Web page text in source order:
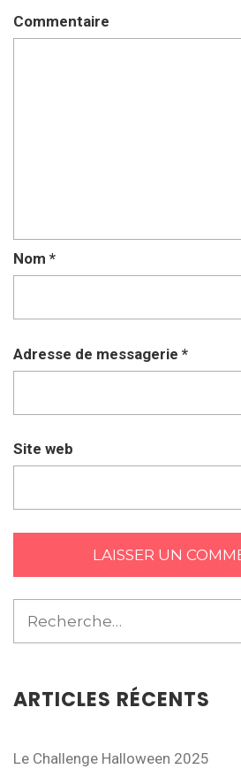
Commentaire
Nom *
Adresse de messagerie *
Site web
Rechercher :
ARTICLES RÉCENTS
Le Challenge Halloween 2025